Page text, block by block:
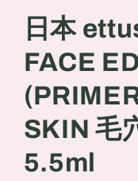
紗
FACE
EDITION
FOR
SKIN
毛
穴
紗
日本
FACE
SKIN 毛
5.5ml